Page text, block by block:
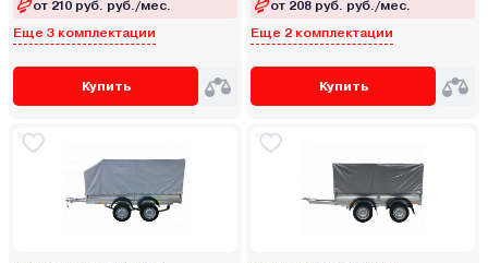
от 210 руб. руб./мес.
Еще 3 комплектации
Купить
от 208 руб. руб./мес.
Еще 2 комплектации
Купить